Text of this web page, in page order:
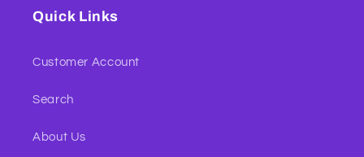
Quick Links
Customer Account
Search
About Us